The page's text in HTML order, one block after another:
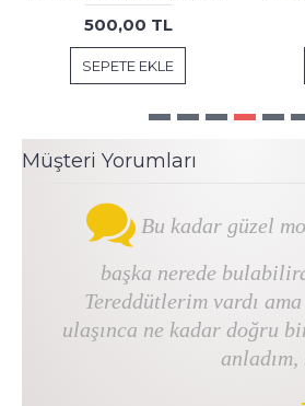
500,00 TL
SEPETE EKLE
Müşteri Yorumları
Bu kadar güzel
başka nerede
Tereddütlerim vardı
ulaşınca ne kadar doğru